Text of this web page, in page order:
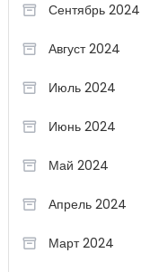
Сентябрь 2024
Август 2024
Июль 2024
Июнь 2024
Май 2024
Апрель 2024
Март 2024